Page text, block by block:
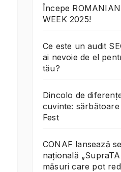
Începe
WEEK 2025!
Ce este un audit
ai nevoie de el
tău?
Dincolo de
cuvinte: sărbătoare
Fest
CONAF lansează
națională
măsuri care pot